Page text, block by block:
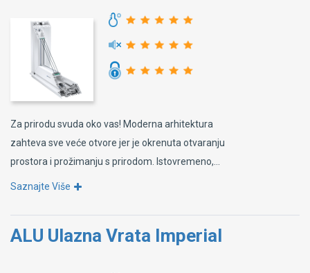
Za prirodu svuda oko vas! Moderna arhitektura
zahteva sve veće otvore jer je okrenuta otvaranju
prostora i prožimanju s prirodom. Istovremeno,...
Saznajte Više
ALU Ulazna Vrata Imperial